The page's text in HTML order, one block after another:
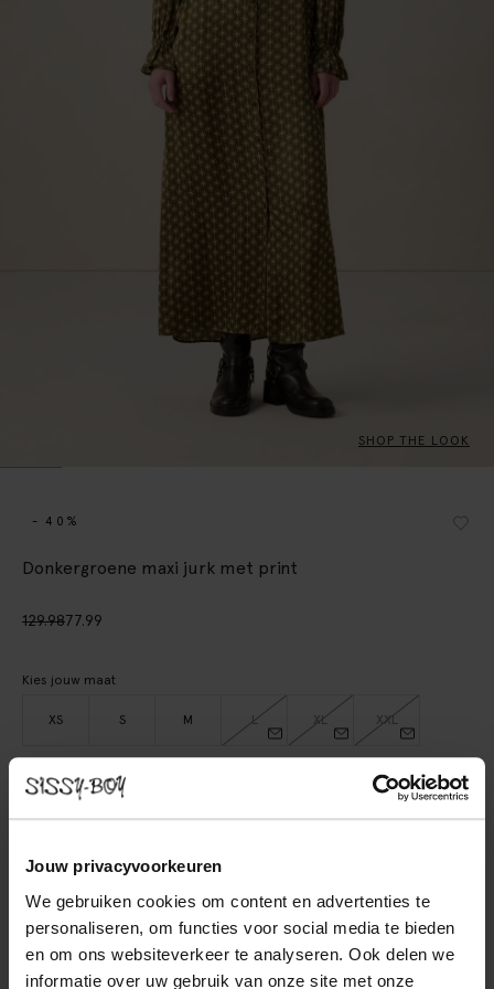
Jouw privacyvoorkeuren
We gebruiken cookies om content en advertenties te
personaliseren, om functies voor social media te bieden
en om ons websiteverkeer te analyseren. Ook delen we
informatie over uw gebruik van onze site met onze
SHOP THE LOOK
- 40%
Donkergroene maxi jurk met print
129.9877.99
Kies jouw maat
XS S M L XL XXL
Gratis verzending naar winkel
Achteraf betalen
Snelle levering